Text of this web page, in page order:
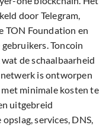
door Telegram,
TON Foundation en
Toncoin
de schaalbaarheid
is ontworpen
minimale kosten te
uitgebreid
services, DNS,